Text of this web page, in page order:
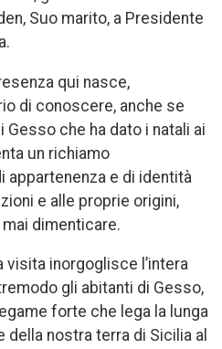
Suo marito, a Presidente
qui nasce,
di conoscere, anche se
Gesso che ha dato i natali ai
un richiamo
appartenenza e di identità
e alle proprie origini,
dimenticare.
visita inorgoglisce l’intera
gli abitanti di Gesso,
forte che lega la lunga
nostra terra di Sicilia al